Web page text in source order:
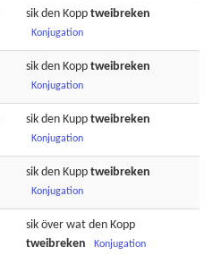
sik den Kopp tweibreken
Konjugation
sik den Kopp tweibreken
Konjugation
sik den Kupp tweibreken
Konjugation
sik den Kupp tweibreken
Konjugation
sik över wat den Kopp
tweibreken
Konjugation